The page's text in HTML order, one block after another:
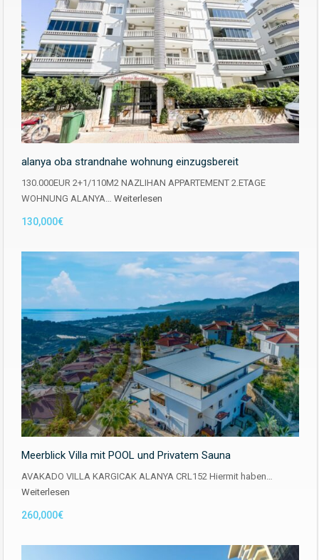
alanya oba strandnahe wohnung einzugsbereit
130.000EUR 2+1/110M2 NAZLIHAN APPARTEMENT 2.ETAGE
WOHNUNG ALANYA… Weiterlesen
130,000€
Meerblick Villa mit POOL und Privatem Sauna
AVAKADO VILLA KARGICAK ALANYA CRL152 Hiermit haben…
Weiterlesen
260,000€